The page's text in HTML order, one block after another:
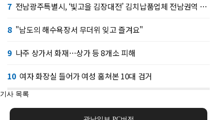
7 전남광주특별시, ‘빛고을 김장대전’ 김치납품업체 전남권역 확대
8 "남도의 해수욕장서 무더위 잊고 즐겨요"
9 나주 상가서 화재…상가 등 8개소 피해
10 여자 화장실 들어가 여성 훔쳐본 10대 검거
기사 목록